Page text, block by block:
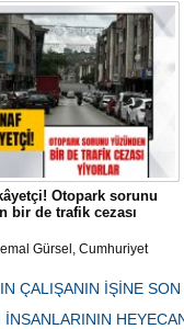
önüne geçilmesi amacıyla
Belediyesi ekipleri
düzenli olarak ilaçlanıyor.
Otopark sorunu
bir de trafik cezası
Gürsel, Cumhuriyet
ve alışverişe gelen
park cezaları yüzünden
ÇALIŞANIN İŞİNE